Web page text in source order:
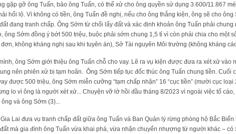
gặp gỡ ông Tuấn, bảo ông Tuấn, có thể xử cho ông quyền sử dụng 3.600/11.867
hối lộ. Vì không có tiền, ông Tuấn đề nghị, nếu cho ông thắng kiện, ông sẽ cho ông
đang tranh chấp. Ông Sớm từ chối lấy đất và xác định khoản ông Tuấn phải chung
ông Sớm đồng ý bớt 500 triệu, buộc phải sớm chung 1,5 tỉ vì còn phải chia cho một
không kháng nghị sau khi tuyên án), Sở Tài nguyên Môi trường (không kháng
ông Sớm giới thiệu ông Tuấn chỗ cho vay. Lẽ ra vụ kiện được đưa ra xét xử vào
nên phiên xử bị tạm hoãn. Ông Sớm tiếp tục đốc thúc ông Tuấn chung tiền. Cuối
được 500 triệu, ông Sớm miễn cưỡng “tạm chấp nhận” 16 “cục tiền” (mười cục loại
lo vì ông là người xét xử... Chuyện vỡ lở hồi đầu tháng 8/2023 vì ngoài việc tố cáo,
và ông Sớm (3)...
Lai đưa vụ tranh chấp đất giữa ông Tuấn và Ban Quản lý rừng phòng hộ Bắc Biển
mà gia đình ông Tuấn vừa khai phá, vừa nhận chuyển nhượng từ người khác – có